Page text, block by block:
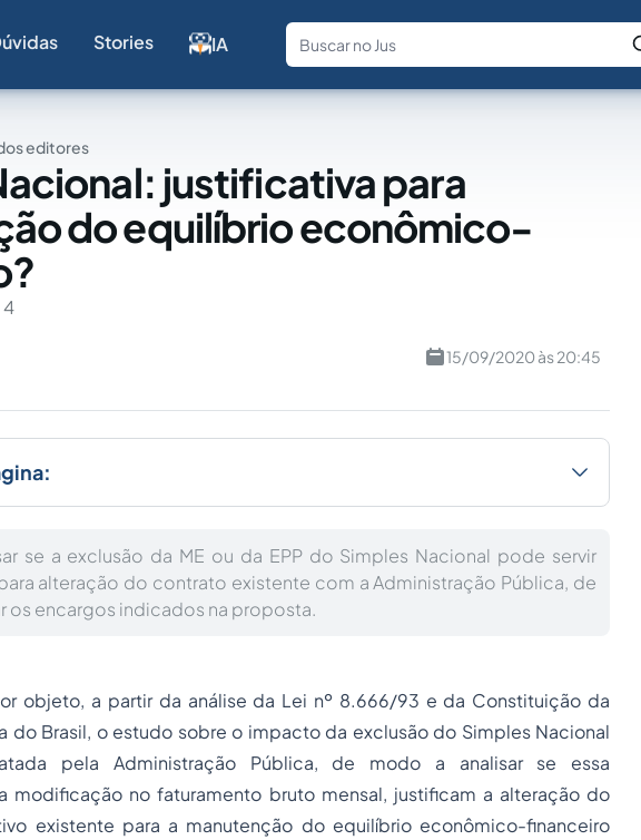
Stories IA
Fale com a IA Buscar no Jus
editores
justificativa para
do equilíbrio econômico-
4
15/09/2020 às 20:45
se a exclusão da ME ou da EPP do Simples Nacional pode servir
alteração do contrato existente com a Administração Pública, de
os encargos indicados na proposta.
objeto, a partir da análise da Lei nº 8.666/93 e da Constituição da
do Brasil, o estudo sobre o impacto da exclusão do Simples Nacional
pela Administração Pública, de modo a analisar se essa
modificação no faturamento bruto mensal, justificam a alteração do
existente para a manutenção do equilíbrio econômico-financeiro